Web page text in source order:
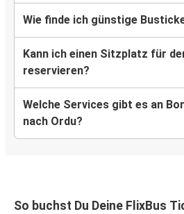
Wie finde ich günstige
Kann ich einen Sitzplatz für
reservieren?
Welche Services gibt es an
nach Ordu?
So buchst Du Deine FlixBus